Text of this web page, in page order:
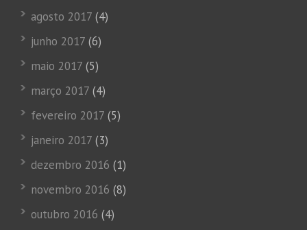
agosto 2017 (4)
junho 2017 (6)
maio 2017 (5)
março 2017 (4)
fevereiro 2017 (5)
janeiro 2017 (3)
dezembro 2016 (1)
novembro 2016 (8)
outubro 2016 (4)